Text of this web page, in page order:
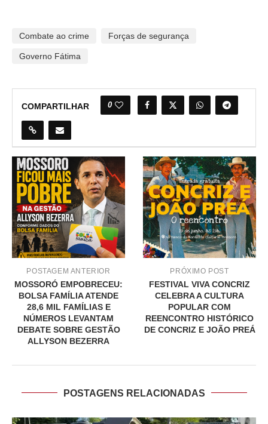
Combate ao crime Forças de segurança
Governo Fátima
COMPARTILHAR 0
POSTAGEM ANTERIOR
MOSSORÓ EMPOBRECEU:
BOLSA FAMÍLIA ATENDE
28,6 MIL FAMÍLIAS E
NÚMEROS LEVANTAM
DEBATE SOBRE GESTÃO
ALLYSON BEZERRA
PRÓXIMO POST
FESTIVAL VIVA CONCRIZ
CELEBRA A CULTURA
POPULAR COM
REENCONTRO HISTÓRICO
DE CONCRIZ E JOÃO PREÁ
POSTAGENS RELACIONADAS